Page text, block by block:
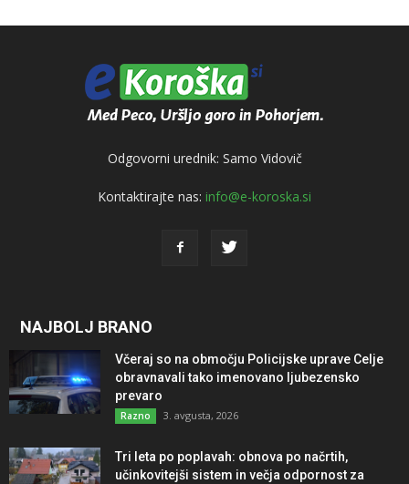
Odgovorni urednik: Samo Vidovič
Kontaktirajte nas: info@e-koroska.si
NAJBOLJ BRANO
Včeraj so na območju Policijske uprave Celje
obravnavali tako imenovano ljubezensko
prevaro
Razno 3. avgusta, 2026
Tri leta po poplavah: obnova po načrtih,
učinkovitejši sistem in večja odpornost za